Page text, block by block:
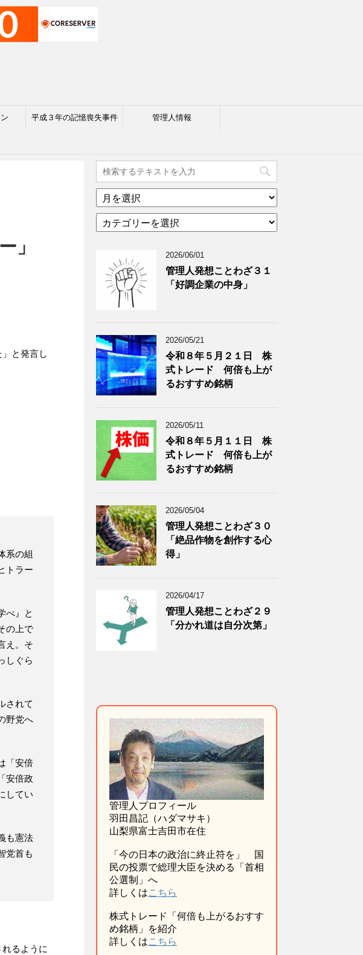
平成３年の記憶喪失事件 管理人情報
ー」
と発言し
系の組
トラー
べ』と
の上で
え。そ
しぐら
されて
野党へ
「安倍
安倍政
してい
も憲法
党首も
るように
ア
ー
イ
グ
記
事
を
表
示
テ
ー
グ
記
事
を
表
示
2026/06/01
管理人発想ことわざ３１
「好調企業の中身」
2026/05/21
令和８年５月２１日 株
式トレード 何倍も上が
るおすすめ銘柄
2026/05/11
令和８年５月１１日 株
式トレード 何倍も上が
るおすすめ銘柄
2026/05/04
管理人発想ことわざ３０
「絶品作物を創作する心
得」
2026/04/17
管理人発想ことわざ２９
「分かれ道は自分次第」
管理人プロフィール
羽田昌記（ハダマサキ）
山梨県富士吉田市在住
「今の日本の政治に終止符を」 国
民の投票で総理大臣を決める「首相
公選制」へ
詳しくはこちら
株式トレード「何倍も上がるおすす
め銘柄」を紹介
詳しくはこちら